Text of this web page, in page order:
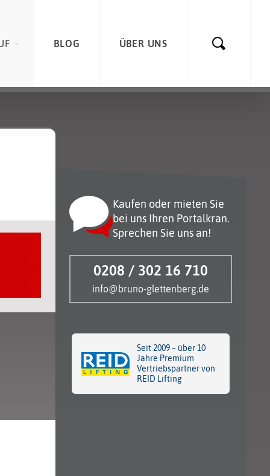
BLOG ÜBER UNS
Kaufen oder mieten Sie
bei uns Ihren Portalkran.
Sprechen Sie uns an!
0208 / 302 16 710
info@bruno-glettenberg.de
Seit 2009 – über 10
Jahre Premium
Vertriebspartner von
REID Lifting